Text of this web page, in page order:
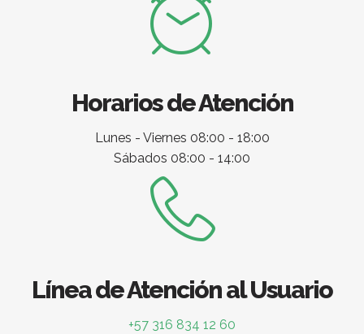
Horarios de Atención
Lunes - Viernes 08:00 - 18:00
Sábados 08:00 - 14:00
Línea de Atención al Usuario
+57 316 834 12 60